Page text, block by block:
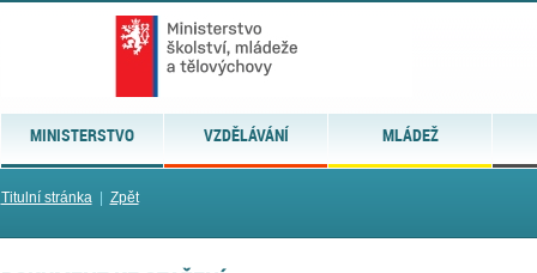
MINISTERSTVO VZDĚLÁVÁNÍ MLÁDEŽ
Titulní stránka| Zpět